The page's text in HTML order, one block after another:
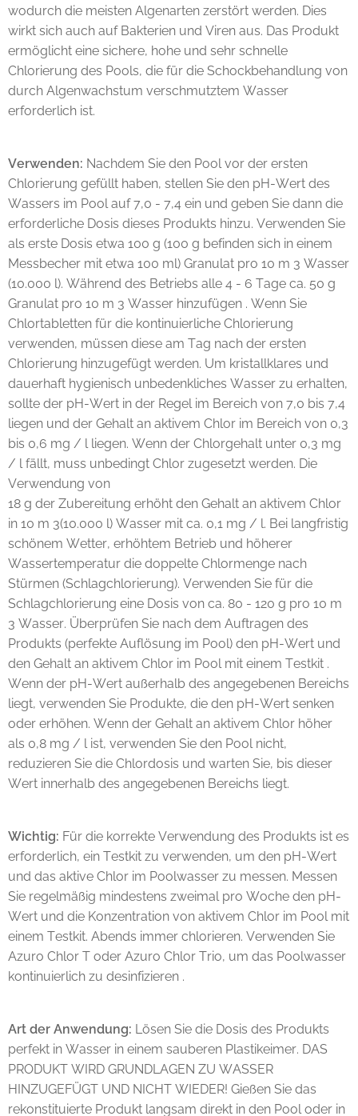
wodurch die meisten Algenarten zerstört werden. Dies
wirkt sich auch auf Bakterien und Viren aus. Das Produkt
ermöglicht eine sichere, hohe und sehr schnelle
Chlorierung des Pools, die für die Schockbehandlung von
durch Algenwachstum verschmutztem Wasser
erforderlich ist.
Verwenden: Nachdem Sie den Pool vor der ersten
Chlorierung gefüllt haben, stellen Sie den pH-Wert des
Wassers im Pool auf 7,0 - 7,4 ein und geben Sie dann die
erforderliche Dosis dieses Produkts hinzu. Verwenden Sie
als erste Dosis etwa 100 g (100 g befinden sich in einem
Messbecher mit etwa 100 ml) Granulat pro 10 m 3 Wasser
(10.000 l). Während des Betriebs alle 4 - 6 Tage ca. 50 g
Granulat pro 10 m 3 Wasser hinzufügen . Wenn Sie
Chlortabletten für die kontinuierliche Chlorierung
verwenden, müssen diese am Tag nach der ersten
Chlorierung hinzugefügt werden. Um kristallklares und
dauerhaft hygienisch unbedenkliches Wasser zu erhalten,
sollte der pH-Wert in der Regel im Bereich von 7,0 bis 7,4
liegen und der Gehalt an aktivem Chlor im Bereich von 0,3
bis 0,6 mg / l liegen. Wenn der Chlorgehalt unter 0,3 mg
/ l fällt, muss unbedingt Chlor zugesetzt werden. Die
Verwendung von
18 g der Zubereitung erhöht den Gehalt an aktivem Chlor
in 10 m 3(10.000 l) Wasser mit ca. 0,1 mg / l. Bei langfristig
schönem Wetter, erhöhtem Betrieb und höherer
Wassertemperatur die doppelte Chlormenge nach
Stürmen (Schlagchlorierung). Verwenden Sie für die
Schlagchlorierung eine Dosis von ca. 80 - 120 g pro 10 m
3 Wasser. Überprüfen Sie nach dem Auftragen des
Produkts (perfekte Auflösung im Pool) den pH-Wert und
den Gehalt an aktivem Chlor im Pool mit einem Testkit .
Wenn der pH-Wert außerhalb des angegebenen Bereichs
liegt, verwenden Sie Produkte, die den pH-Wert senken
oder erhöhen. Wenn der Gehalt an aktivem Chlor höher
als 0,8 mg / l ist, verwenden Sie den Pool nicht,
reduzieren Sie die Chlordosis und warten Sie, bis dieser
Wert innerhalb des angegebenen Bereichs liegt.
Wichtig: Für die korrekte Verwendung des Produkts ist es
erforderlich, ein Testkit zu verwenden, um den pH-Wert
und das aktive Chlor im Poolwasser zu messen. Messen
Sie regelmäßig mindestens zweimal pro Woche den pH-
Wert und die Konzentration von aktivem Chlor im Pool mit
einem Testkit. Abends immer chlorieren. Verwenden Sie
Azuro Chlor T oder Azuro Chlor Trio, um das Poolwasser
kontinuierlich zu desinfizieren .
Art der Anwendung: Lösen Sie die Dosis des Produkts
perfekt in Wasser in einem sauberen Plastikeimer. DAS
PRODUKT WIRD GRUNDLAGEN ZU WASSER
HINZUGEFÜGT UND NICHT WIEDER! Gießen Sie das
rekonstituierte Produkt langsam direkt in den Pool oder in